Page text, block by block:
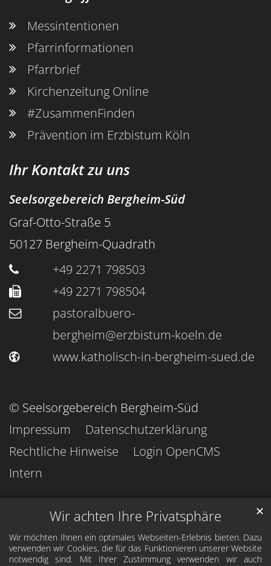
Wir achten Ihre Privatsphäre
Wir möchten Ihnen ein optimales Webseiten-Erlebnis bieten. Dazu
verwenden wir Cookies, die für das Funktionieren unserer Website
notwendig sind. Mit Ihrer Zustimmung verwenden wir auch
✕
Messintentionen
Pfarrinformationen
Pfarrbrief
Kirchenzeitung Online
#ZusammenFinden
Prävention im Erzbistum Köln
Ihr Kontakt zu uns
Seelsorgebereich Bergheim-Süd
Graf-Otto-Straße 5
50127 Bergheim-Quadrath
+49 2271 798503
+49 2271 798504
pastoralbuero-
bergheim@erzbistum-koeln.de
www.katholisch-in-bergheim-sued.de
© Seelsorgebereich Bergheim-Süd
Impressum
Datenschutzerklärung
Rechtliche Hinweise
Login OpenCMS
Intern